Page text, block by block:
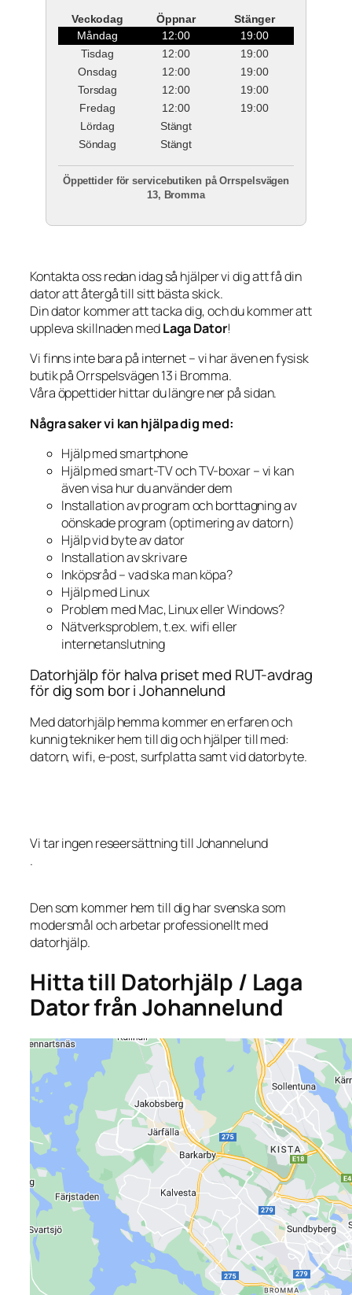
Veckodag Öppnar
Stänger
Måndag
12:00
19:00
Tisdag
12:00
19:00
Onsdag
12:00
19:00
Torsdag
12:00
19:00
Fredag
12:00
19:00
Lördag
Stängt
Söndag
Stängt
Öppettider för servicebutiken på Orrspelsvägen
13, Bromma
Kontakta oss redan idag så hjälper vi dig att få din
dator att återgå till sitt bästa skick.
Din dator kommer att tacka dig, och du kommer att
uppleva skillnaden medLaga Dator!
Vi finns inte bara på internet – vi har även en fysisk
butik på Orrspelsvägen 13 i Bromma.
Våra öppettider hittar du längre ner på sidan.
Några saker vi kan hjälpa dig med:
Hjälp med smartphone
Hjälp med smart-TV och TV-boxar – vi kan
även visa hur du använder dem
Installation av program och borttagning av
oönskade program (optimering av datorn)
Hjälp vid byte av dator
Installation av skrivare
Inköpsråd – vad ska man köpa?
Hjälp med Linux
Problem med Mac, Linux eller Windows?
Nätverksproblem, t.ex. wifi eller
internetanslutning
Datorhjälp för halva priset med RUT-avdrag
för dig som bor i Johannelund
Med datorhjälp hemma kommer en erfaren och
kunnig tekniker hem till dig och hjälper till med:
datorn, wifi, e-post, surfplatta samt vid datorbyte.
Vi tar ingen reseersättning till Johannelund
.
Den som kommer hem till dig har svenska som
modersmål och arbetar professionellt med
datorhjälp.
Hitta till Datorhjälp / Laga
Dator från Johannelund